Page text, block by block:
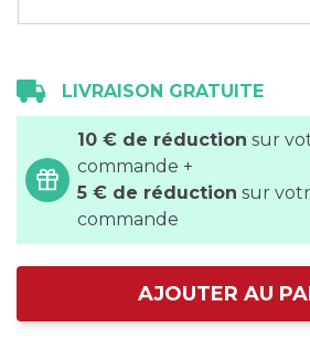
LIVRAISON GRATUITE
10 € de réduction sur
commande +
5 € de réduction sur
commande
AJOUTER AU